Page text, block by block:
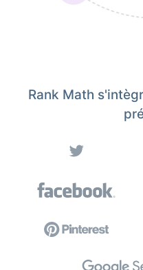
Rank Math